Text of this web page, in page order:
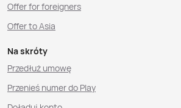
Offer for foreigners
Offer to Asia
Na skróty
Przedłuż umowę
Przenieś numer do Play